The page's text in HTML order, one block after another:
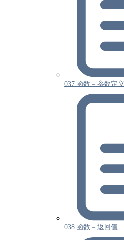
037 函数 – 参数定义
038 函数 – 返回值